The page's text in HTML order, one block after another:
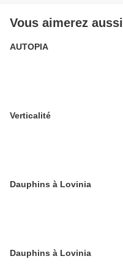
Vous aimerez aussi
AUTOPIA
Verticalité
Dauphins à Lovinia
Dauphins à Lovinia